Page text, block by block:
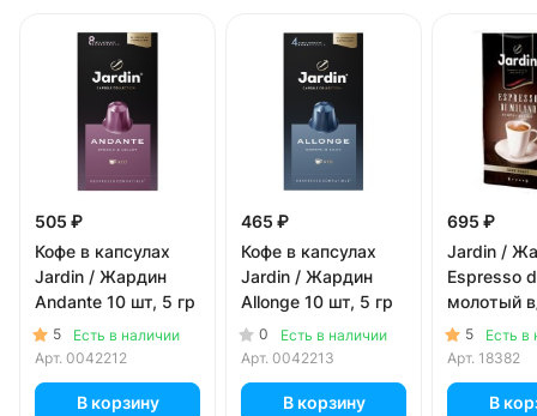
505 ₽
Кофе в капсулах
Jardin / Жардин
Andante 10 шт, 5 гр
5
Есть в наличии
Арт. 0042212
В корзину
465 ₽
Кофе в капсулах
Jardin / Жардин
Allonge 10 шт, 5 гр
0
Есть в наличии
Арт. 0042213
В корзину
695 ₽
Jardin /
Espresso
молотый
(250гр)
5
Есть в
Арт. 18382
В